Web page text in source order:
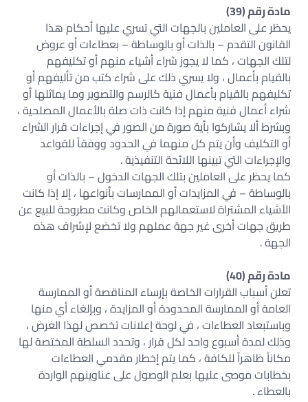
مادة رقم (39)
يحظر على العاملين بالجهات التي تسري عليها أحكام هذا
القانون التقدم – بالذات أو بالوساطة – بعطاءات أو عروض
لتلك الجهات ، كما لا يجوز شراء أشياء منهم أو تكليفهم
بالقيام بأعمال ، ولا يسري ذلك على شراء كتب من تأليفهم أو
تكليفهم بالقيام بأعمال فنية كالرسم والتصوير وما يماثلها أو
شراء أعمال فنية منهم إذا كانت ذات صلة بالأعمال المصلحية ،
وبشرط ألا يشاركوا بأية صورة من الصور في إجراءات قرار الشراء
أو التكليف وأن يتم كل منهما في الحدود ووفقاً للقواعد
والإجراءات التي تبينها اللائحة التنفيذية .
كما يحظر على العاملين بتلك الجهات الدخول – بالذات أو
بالوساطة – في المزايدات أو الممارسات بأنواعها ، إلا إذا كانت
الأشياء المشتراة لاستعمالهم الخاص وكانت مطروحة للبيع عن
طريق جهات أخرى غير جهة عملهم ولا تخضع لإشراف هذه
الجهة .
مادة رقم (40)
تعلن أسباب القرارات الخاصة بإرساء المناقصة أو الممارسة
العامة أو الممارسة المحدودة أو المزايدة ، وبإلغاء أي منها
وباستبعاد العطاءات ، في لوحة إعلانات تخصص لهذا الغرض ،
وذلك لمدة أسبوع واحد لكل قرار ، وتحدد السلطة المختصة لها
مكاناً ظاهراً للكافة ، كما يتم إخطار مقدمي العطاءات
بخطابات موصى عليها بعلم الوصول على عناوينهم الواردة
بالعطاء .